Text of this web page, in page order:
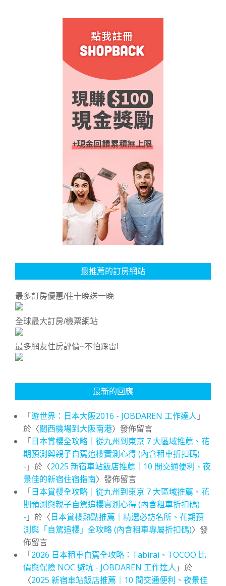
最推薦的訂房網站
最多訂房優惠/住十晚送一晚
全球最大訂房/機票網站
最多網友住房評價~不怕踩雷!
最新的回應
「遊世界：日本大阪2016 - JOBDAREN 工作達人 」
於〈關西機場到大阪南港〉發佈留言
「日本賞櫻全攻略｜從九州到東京 7 大區域推薦、花
期預測與親子自駕追櫻實測心得 (內含租車折扣碼)
- 」於〈2025 新宿車站飯店推薦｜10 間交通便利、夜
景佳的新宿住宿指南〉發佈留言
「日本賞櫻全攻略｜從九州到東京 7 大區域推薦、花
期預測與親子自駕追櫻實測心得 (內含租車折扣碼)
- 」於〈日本賞櫻熱點推薦｜精選必訪名所、花期預
測與「自駕追櫻」全攻略 (內含租車專屬折扣碼)〉發
佈留言
「2026 日本租車自駕全攻略：Tabirai、TOCOO 比
價與保險 NOC 避坑 - JOBDAREN 工作達人 」於
〈2025 新宿車站飯店推薦｜10 間交通便利、夜景佳